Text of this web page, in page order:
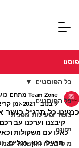
פוסט
כל הפוסטים
כושר ופעילות גופנית
תזונה
מוטיבציה והגשמה
כל הפוסטים
כמעט כל תרגיל כושר
Team Zone מתחם כושר תזונה
9 בנוב׳ 2021
זמן קריאה 1
קיבצנו וערכנו
כאלו עם משקולות
תרגילי בטן, רגליים,